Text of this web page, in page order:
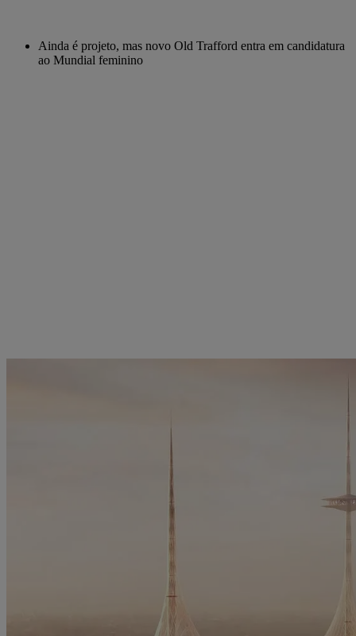
Ainda é projeto, mas novo Old Trafford entra em candidatura
ao Mundial feminino